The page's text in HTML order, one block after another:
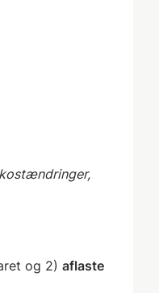
og 2) aflaste